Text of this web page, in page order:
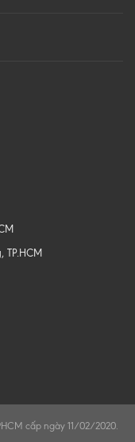
TP.HCM
cấp ngày 11/02/2020.